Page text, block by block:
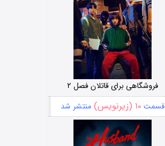
فروشگاهی برای قاتلان فصل ۲
قسمت۱۰ (زیرنویس) منتشر شد